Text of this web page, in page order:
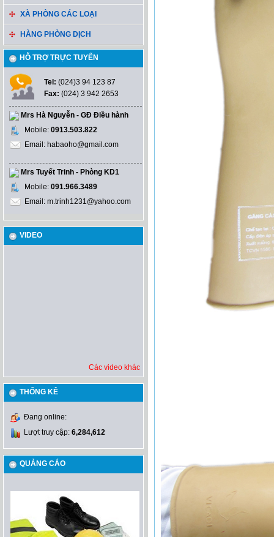
XÀ PHÒNG CÁC LOẠI
HÀNG PHÒNG DỊCH
HỖ TRỢ TRỰC TUYẾN
Tel: (024)3 94 123 87
Fax: (024) 3 942 2653
Mrs Hà Nguyễn - GĐ Điều hành
Mobile: 0913.503.822
Email: habaoho@gmail.com
Mrs Tuyết Trinh - Phòng KD1
Mobile: 091.966.3489
Email: m.trinh1231@yahoo.com
VIDEO
Các video khác
THỐNG KÊ
Đang online:
Lượt truy cập: 6,284,612
QUẢNG CÁO